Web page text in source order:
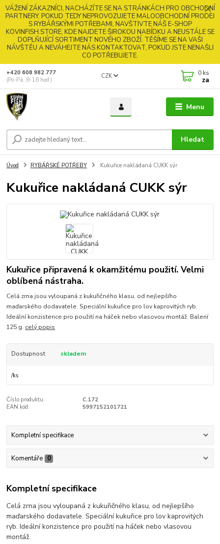
VÁŽENÍ ZÁKAZNÍCI, NACHÁZÍTE SE NA STRÁNKÁCH PRO OBCHODNÍ
PARTNERY. POKUD TEDY NEPROVOZUJETE MALOOBCHODNÍ PRODEJ
S RYBÁŘSKÝMI POTŘEBAMI, NAVŠTIVTE NÁŠ E-SHOP
KOVINFISH.STORE, KDE NAJDETE ŠIROKOU NABÍDKU A NEUSTÁLE SE
DOPLŇUJÍCÍ SORTIMENT NOVÉHO ZBOŽÍ. TĚŠÍME SE NA VAŠI
NÁVŠTĚU A NEVÁHEJTE NÁS KONTAKTOVAT, POKUD JSTE NENAŠLI
CO POTŘEBUJETE.
Menu
CZK
Hledat
+420 608 982 777
(Po-Pá, 8-18 hod.)
0 ks
za
Úvod RYBÁŘSKÉ POTŘEBY Kukuřice nakládaná CUKK sýr
Kukuřice nakládaná CUKK sýr
Kukuřice připravená k okamžitému použití. Velmi
oblíbená nástraha.
Celá zrna jsou vyloupaná z kukuřičného klasu, od nejlepšího
maďarského dodavatele. Speciální kukuřice pro lov kaprovitých ryb.
Ideální konzistence pro použití na háček nebo vlasovou montáž. Balení
125 g. celý popis
Dostupnost skladem
/ks
Číslo produktu:
C.172
EAN kód:
5997152101721
Kompletní specifikace
Komentáře 0
Kompletní specifikace
Celá zrna jsou vyloupaná z kukuřičného klasu, od nejlepšího
maďarského dodavatele. Speciální kukuřice pro lov kaprovitých
ryb. Ideální konzistence pro použití na háček nebo vlasovou
montáž.